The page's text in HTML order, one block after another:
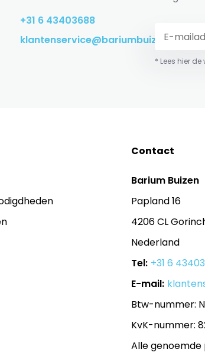
+31 6 43403688
klantenservice@bariumbuizen.nl
* Lees hier
Contact
Barium Buizen
Papland 16
4206 CL
Nederland
Tel: +31 6
E-mail:
Btw-nummer:
KvK-nummer:
Alle genoemde